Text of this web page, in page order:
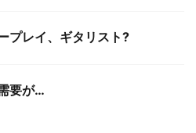
プレイ、ギタリスト?
要が…